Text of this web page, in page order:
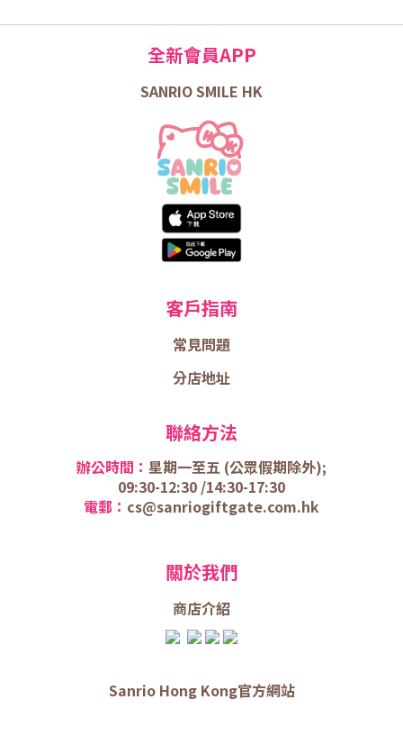
全新會員APP
SANRIO SMILE HK
客戶指南
常見問題
分店地址
聯絡方法
辦公時間： 星期一至五 (公眾假期除外);
09:30-12:30 /14:30-17:30
電郵： cs@sanriogiftgate.com.hk
關於我們
商店介紹
Sanrio Hong Kong官方網站